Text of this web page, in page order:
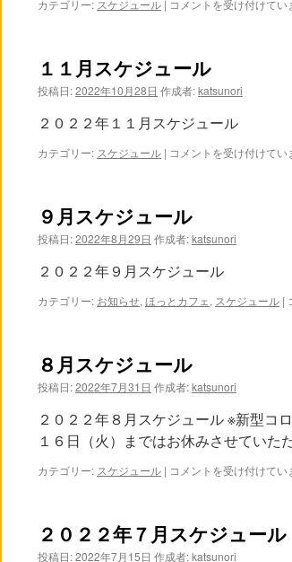
カテゴリー: スケジュール | １
ケ
ジ
ュ
ー
ル
は
コメントを受け付けてい
１１月スケジュール
投稿日:2022年10月28日 作成者:katsunori
２０２２年１１月スケジュール
カテゴリー: スケジュール | １
ケ
ジ
ュ
ー
ル
は
コメントを受け付けてい
９月スケジュール
投稿日:2022年8月29日 作成者:katsunori
２０２２年９月スケジュール
カテゴリー: お知らせ, ほっとカフェ, スケジュール |
ル
８月スケジュール
投稿日:2022年7月31日 作成者:katsunori
２０２２年８月スケジュール ※新型コ
１６日（火）まではお休みさせていた
カテゴリー: スケジュール | ８
ジ
ュ
コメントを受け付けてい
２０２２年７月スケジュール
投稿日:2022年7月15日 作成者:katsunori